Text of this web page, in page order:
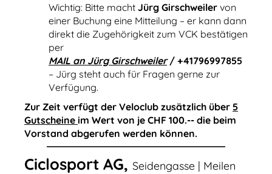
Wichtig: Bitte macht Jürg Girschweiler von
einer Buchung eine Mitteilung – er kann dann
direkt die Zugehörigkeit zum VCK bestätigen
per
MAIL an Jürg Girschweiler / +41796997855
– Jürg steht auch für Fragen gerne zur
Verfügung.
Zur Zeit verfügt der Veloclub zusätzlich über 5
Gutscheine im Wert von je CHF 100.-- die beim
Vorstand abgerufen werden können.
Ciclosport AG, Seidengasse | Meilen